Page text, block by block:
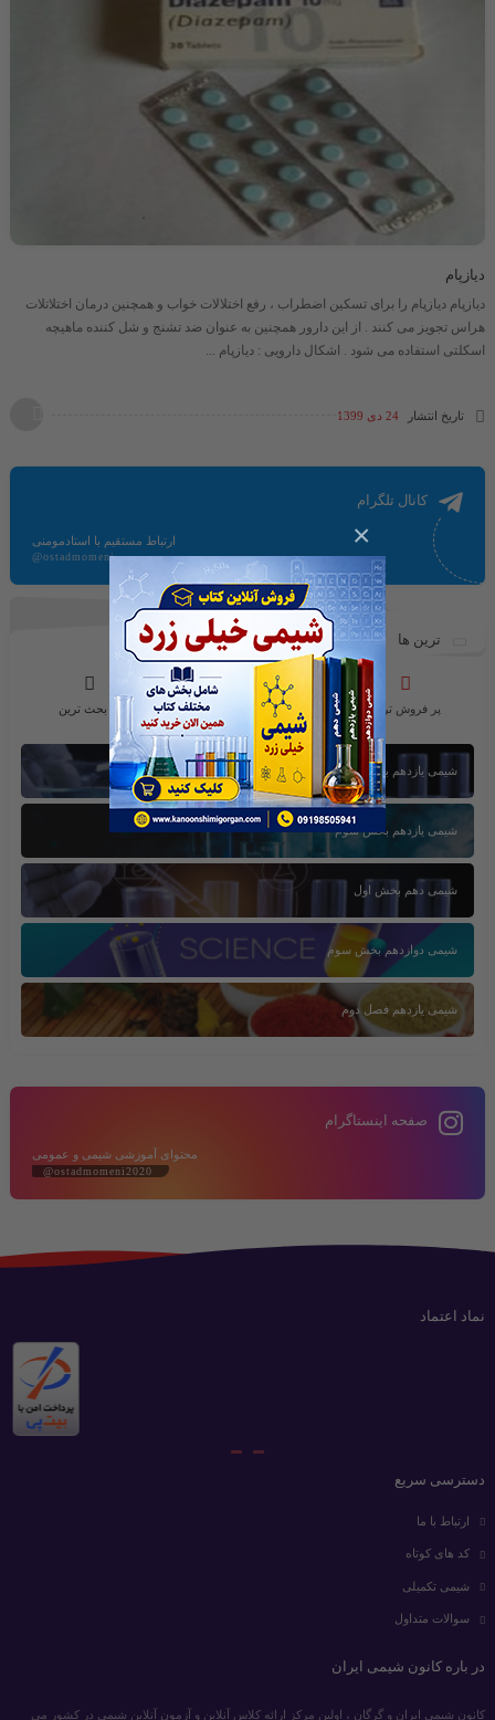
×
دیازپام
دیازپام دیازپام را برای تسکین اضطراب ، رفع اختلالات خواب و همچنین درمان اختلاتلات
هراس تجویز می کنند . از این دارور همچنین به عنوان ضد تشنج و شل کننده ماهیچه
اسکلتی استفاده می شود . اشکال دارویی : دیازپام ...
تاریخ انتشار 24 دی 1399
کانال تلگرام
ارتباط مستقیم با استادمومنی
@ostadmomeni
ترین ها
پر فروش ترین محبوب ترین ها پر بحث ترین
شیمی یازدهم بخش اول
شیمی یازدهم بخش سوم
شیمی دهم بخش اول
شیمی دوازدهم بخش سوم
شیمی یازدهم فصل دوم
صفحه اینستاگرام
محتوای آموزشی شیمی و عمومی
@ostadmomeni2020
نماد اعتماد
دسترسی سریع
ارتباط با ما
کد های کوتاه
شیمی تکمیلی
سوالات متداول
در باره کانون شیمی ایران
کانون شیمی ایران و گرگان ، اولین مرکز ارائه کلاس آنلاین و آزمون آنلاین شیمی در کشور می